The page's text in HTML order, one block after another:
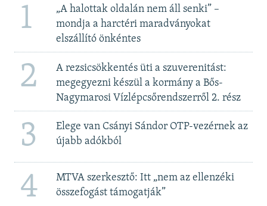
1
„A halottak oldalán nem áll senki” –
mondja a harctéri maradványokat
elszállító önkéntes
2
A rezsicsökkentés üti a szuverenitást:
megegyezni készül a kormány a Bős-
Nagymarosi Vízlépcsőrendszerről 2. rész
3
Elege van Csányi Sándor OTP-vezérnek az
újabb adókból
4
MTVA szerkesztő: Itt „nem az ellenzéki
összefogást támogatják”